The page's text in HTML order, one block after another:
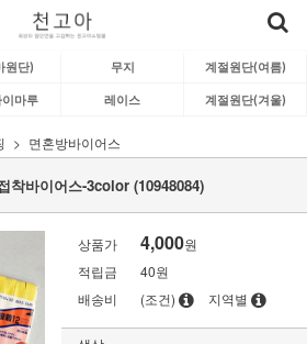
원단) 무지 계절원단(여름)
마루 레이스 계절원단(겨울)
면혼방바이어스
착바이어스-3color (10948084)
상품가 4,000원
적립금
40원
배송비
(조건) 지역별